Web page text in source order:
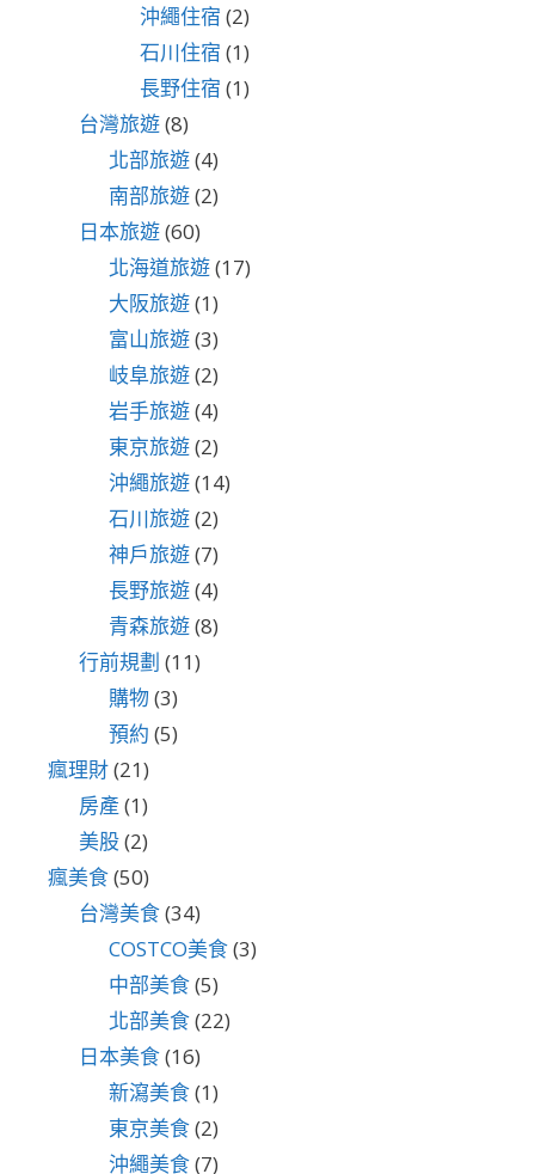
沖繩住宿 (2)
石川住宿 (1)
長野住宿 (1)
台灣旅遊(8)
北部旅遊(4)
南部旅遊(2)
日本旅遊(60)
北海道旅遊(17)
大阪旅遊(1)
富山旅遊(3)
岐阜旅遊(2)
岩手旅遊(4)
東京旅遊(2)
沖繩旅遊(14)
石川旅遊(2)
神戶旅遊(7)
長野旅遊(4)
青森旅遊(8)
行前規劃 (11)
購物(3)
預約 (5)
瘋理財(21)
房產 (1)
美股(2)
瘋美食(50)
台灣美食(34)
COSTCO美食(3)
中部美食(5)
北部美食(22)
日本美食(16)
新瀉美食(1)
東京美食(2)
沖繩美食(7)